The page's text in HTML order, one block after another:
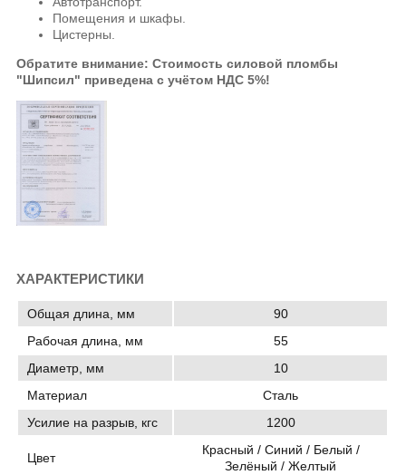
Помещения и шкафы.
Цистерны.
Обратите внимание: Стоимость силовой пломбы
"Шипсил" приведенас учётом НДС 5%!
ХАРАКТЕРИСТИКИ
Общая длина, мм
90
Рабочая длина, мм
55
Диаметр, мм
10
Материал
Сталь
Усилие на разрыв, кгс
1200
Цвет
Красный / Синий / Белый /
Зелёный / Желтый